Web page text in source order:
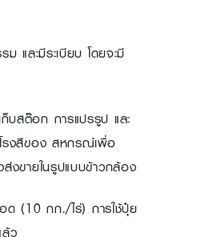
และมีระเบียบ โดยจะมี
บสต๊อก การแปรรูป และ
รงสีของ สหกรณ์เพื่อ
ส่งขายในรูปแบบข้าวกล้อง
ด (10 กก./ไร่) การใช้ปุ๋ย
ว